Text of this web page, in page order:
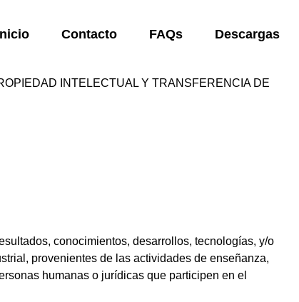
Contacto FAQs Descargas
INTELECTUAL Y TRANSFERENCIA DE
conocimientos, desarrollos, tecnologías, y/o
provenientes de las actividades de enseñanza,
humanas o jurídicas que participen en el